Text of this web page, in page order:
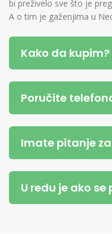
bi preživelo sve što je
A o tim je gaženjima u
Kako da kupim?
Poručite
Imate pitanje
U redu je ako